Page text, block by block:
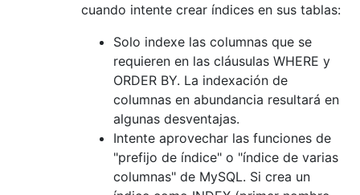
cuando intente crear índices en sus tablas:
Solo indexe las columnas que se
requieren en las cláusulas WHERE y
ORDER BY. La indexación de
columnas en abundancia resultará en
algunas desventajas.
Intente aprovechar las funciones de
"prefijo de índice" o "índice de varias
columnas" de MySQL. Si crea un